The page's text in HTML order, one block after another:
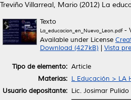
Treviño Villarreal, Mario (2012) La
Texto
La_educacion_en_Nuevo_Leon.pdf-
Available under License
Download (427kB)
Vista
Tipo de elemento: Article
Materias: L Educación > LA
Usuario depositante: Lic. Josimar Pulido